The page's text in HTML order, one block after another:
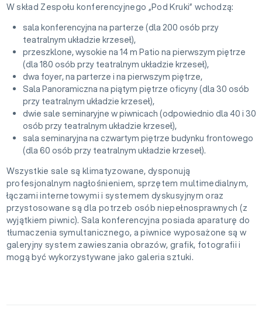
W skład Zespołu konferencyjnego „Pod Kruki” wchodzą:
sala konferencyjna na parterze (dla 200 osób przy
teatralnym układzie krzeseł),
przeszklone, wysokie na 14 m Patio na pierwszym piętrze
(dla 180 osób przy teatralnym układzie krzeseł),
dwa foyer, na parterze i na pierwszym piętrze,
Sala Panoramiczna na piątym piętrze oficyny (dla 30 osób
przy teatralnym układzie krzeseł),
dwie sale seminaryjne w piwnicach (odpowiednio dla 40 i 30
osób przy teatralnym układzie krzeseł),
sala seminaryjna na czwartym piętrze budynku frontowego
(dla 60 osób przy teatralnym układzie krzeseł).
Wszystkie sale są klimatyzowane, dysponują
profesjonalnym nagłośnieniem, sprzętem multimedialnym,
łączami internetowymi i systemem dyskusyjnym oraz
przystosowane są dla potrzeb osób niepełnosprawnych (z
wyjątkiem piwnic). Sala konferencyjna posiada aparaturę do
tłumaczenia symultanicznego, a piwnice wyposażone są w
galeryjny system zawieszania obrazów, grafik, fotografii i
mogą być wykorzystywane jako galeria sztuki.